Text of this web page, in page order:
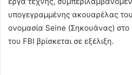
υπογεγραμμένης ακουαρέλας
ονομασία Seine (Σηκουάνας) στο
του FBI βρίσκεται σε εξέλιξη.